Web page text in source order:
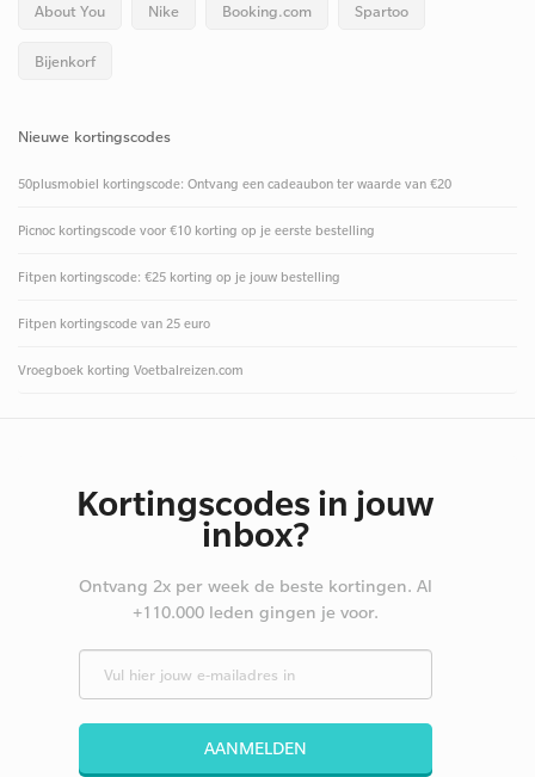
About You Nike Booking.com Spartoo
Bijenkorf
Nieuwe kortingscodes
50plusmobiel kortingscode: Ontvang een cadeaubon ter waarde van €20
Picnoc kortingscode voor €10 korting op je eerste bestelling
Fitpen kortingscode: €25 korting op je jouw bestelling
Fitpen kortingscode van 25 euro
Vroegboek korting Voetbalreizen.com
Kortingscodes in jouw
inbox?
Ontvang 2x per week de beste kortingen. Al
+110.000 leden gingen je voor.
AANMELDEN